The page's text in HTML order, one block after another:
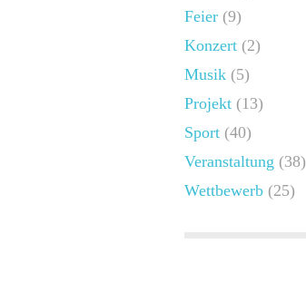
Feier(9)
Konzert(2)
Musik(5)
Projekt(13)
Sport(40)
Veranstaltung (38)
Wettbewerb(25)